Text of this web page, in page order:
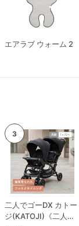
エアラブ ウォーム 2
二人でゴーDX カトー
ジ(KATOJI)《二人乗